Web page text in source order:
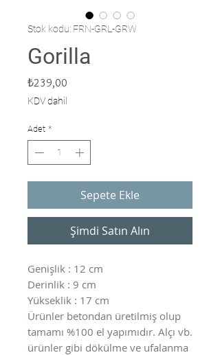
Stok kodu: FRN-GRL-GRW
Gorilla
₺239,00
KDV dahil
Adet *
Sepete Ekle
Şimdi Satın Alın
Genişlik : 12 cm
Derinlik : 9 cm
Yükseklik : 17 cm
Ürünler betondan üretilmiş olup
tamamı %100 el yapımıdır. Alçı vb.
ürünler gibi dökülme ve ufalanma